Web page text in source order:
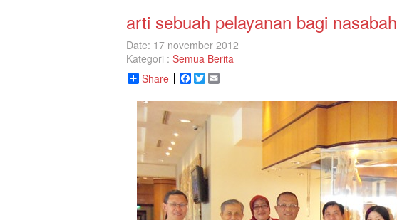
arti sebuah pelayanan bagi nasabah
Date: 17 november 2012
Kategori : Semua Berita
Share
Facebook
Twitter